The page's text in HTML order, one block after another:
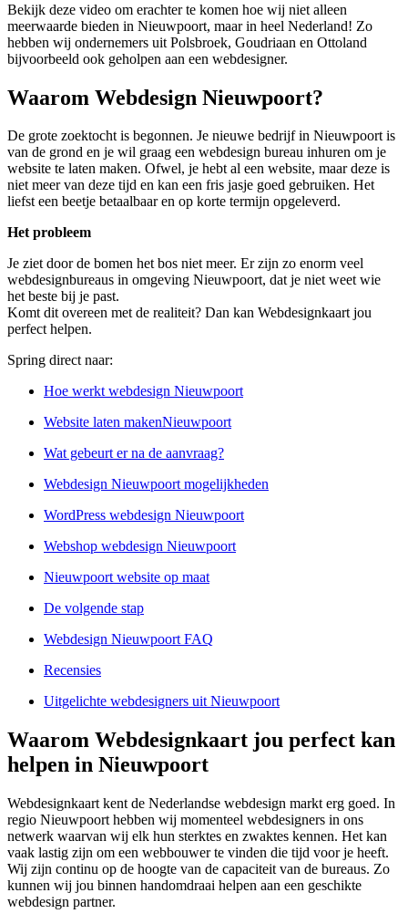
Bekijk deze video om erachter te komen hoe wij niet alleen
meerwaarde bieden in Nieuwpoort, maar in heel Nederland! Zo
hebben wij ondernemers uit Polsbroek, Goudriaan en Ottoland
bijvoorbeeld ook geholpen aan een webdesigner.
Waarom Webdesign Nieuwpoort?
De grote zoektocht is begonnen. Je nieuwe bedrijf in Nieuwpoort is
van de grond en je wil graag een webdesign bureau inhuren om je
website te laten maken. Ofwel, je hebt al een website, maar deze is
niet meer van deze tijd en kan een fris jasje goed gebruiken. Het
liefst een beetje betaalbaar en op korte termijn opgeleverd.
Het probleem
Je ziet door de bomen het bos niet meer. Er zijn zo enorm veel
webdesignbureaus in omgeving Nieuwpoort, dat je niet weet wie
het beste bij je past.
Komt dit overeen met de realiteit? Dan kan Webdesignkaart jou
perfect helpen.
Spring direct naar:
Hoe werkt webdesign Nieuwpoort
Website laten makenNieuwpoort
Wat gebeurt er na de aanvraag?
Webdesign Nieuwpoort mogelijkheden
WordPress webdesign Nieuwpoort
Webshop webdesign Nieuwpoort
Nieuwpoort website op maat
De volgende stap
Webdesign Nieuwpoort FAQ
Recensies
Uitgelichte webdesigners uit Nieuwpoort
Waarom Webdesignkaart jou perfect kan
helpen in Nieuwpoort
Webdesignkaart kent de Nederlandse webdesign markt erg goed. In
regio Nieuwpoort hebben wij momenteel webdesigners in ons
netwerk waarvan wij elk hun sterktes en zwaktes kennen. Het kan
vaak lastig zijn om een webbouwer te vinden die tijd voor je heeft.
Wij zijn continu op de hoogte van de capaciteit van de bureaus. Zo
kunnen wij jou binnen handomdraai helpen aan een geschikte
webdesign partner.